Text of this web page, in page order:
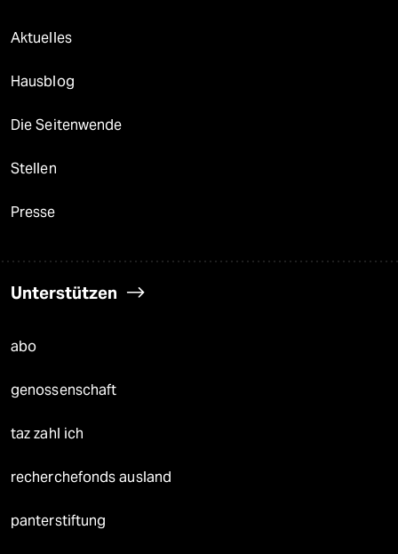
Aktuelles
Hausblog
Die Seitenwende
Stellen
Presse
Unterstützen
abo
genossenschaft
taz zahl ich
recherchefonds ausland
panterstiftung